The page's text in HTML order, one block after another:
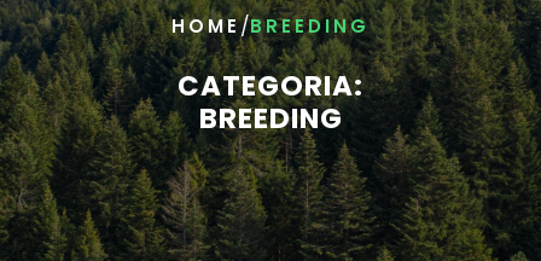
HOME/BREEDING
CATEGORIA:
BREEDING